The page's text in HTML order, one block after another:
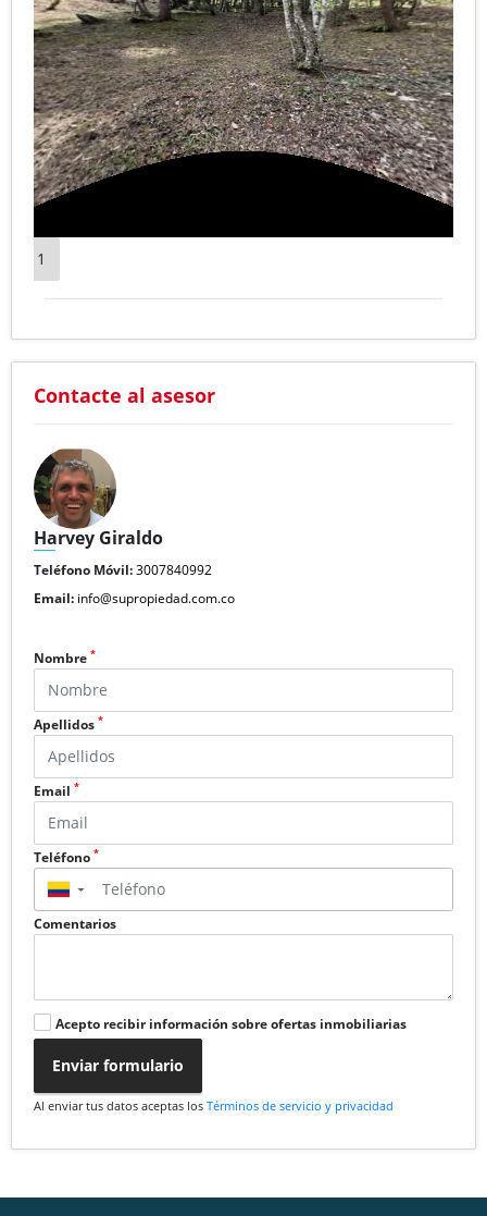
1
Contacte al asesor
Harvey Giraldo
Teléfono Móvil:3007840992
Email: info@supropiedad.com.co
Nombre *
Apellidos *
Email *
Teléfono *
▼
Comentarios
Acepto recibir información sobre ofertas inmobiliarias
Enviar formulario
Al enviar tus datos aceptas los Términos de servicio y privacidad